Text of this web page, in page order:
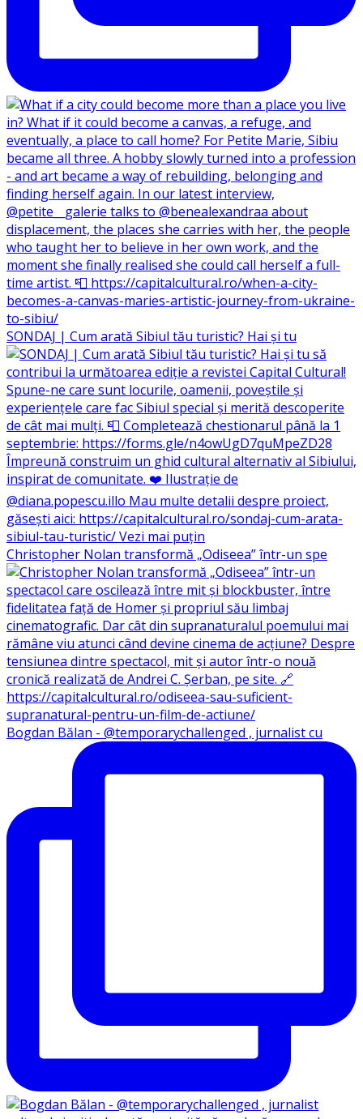
SONDAJ | Cum arată Sibiul tău turistic? Hai și tu
Christopher Nolan transformă „Odiseea” într-un spe
Bogdan Bălan - @temporarychallenged , jurnalist cu